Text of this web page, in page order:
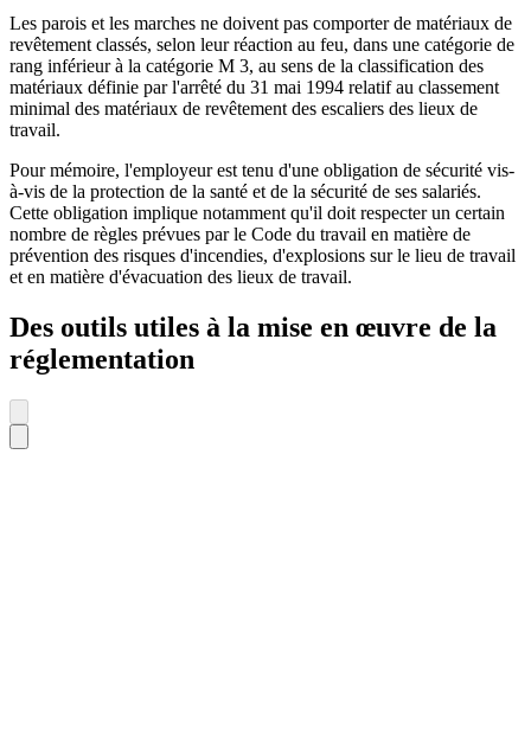
Les parois et les marches ne doivent pas comporter de matériaux de
revêtement classés, selon leur réaction au feu, dans une catégorie de
rang inférieur à la catégorie M 3, au sens de la classification des
matériaux définie par l'arrêté du 31 mai 1994 relatif au classement
minimal des matériaux de revêtement des escaliers des lieux de
travail.
Pour mémoire, l'employeur est tenu d'une obligation de sécurité vis-
à-vis de la protection de la santé et de la sécurité de ses salariés.
Cette obligation implique notamment qu'il doit respecter un certain
nombre de règles prévues par le Code du travail en matière de
prévention des risques d'incendies, d'explosions sur le lieu de travail
et en matière d'évacuation des lieux de travail.
Des outils utiles à la mise en œuvre de la
réglementation